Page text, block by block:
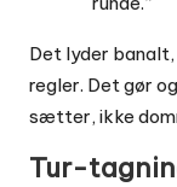
Det lyder
regler. Det gør
sætter, ikke
Tur-